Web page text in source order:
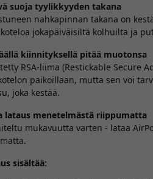
suoja tyylikkyyden takana
nahkapinnan takana on
koteloa jokapäiväisiltä kolhuilta ja
kiinnityksellä pitää muotonsa
RSA-liima (Restickable Secure
paikoillaan, mutta sen voi
joka kestää.
lataus menetelmästä riippumatta
mukavuutta varten - lataa
sisältää: